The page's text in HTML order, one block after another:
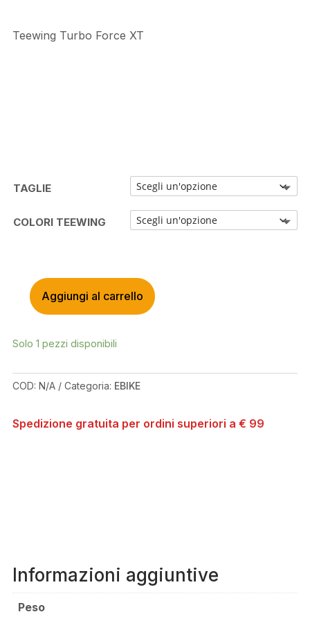
Teewing Turbo Force XT
TAGLIE
COLORI TEEWING
TEEWING
TURBO
XT
Aggiungi al carrello
Solo 1 pezzi disponibili
COD: N/A Categoria: EBIKE
Spedizione gratuita per ordini superiori a € 99
Informazioni aggiuntive
Peso